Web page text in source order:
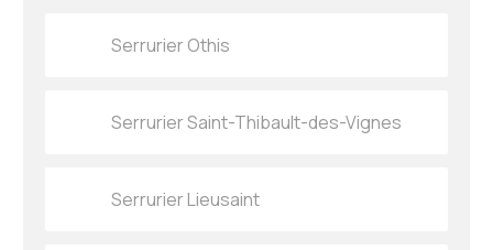
Serrurier Othis
Serrurier Saint-Thibault-des-Vignes
Serrurier Lieusaint